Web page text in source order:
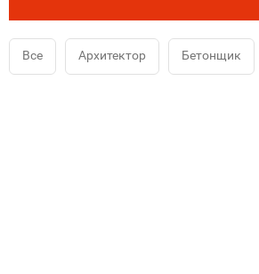
Все Архитектор Бетонщик